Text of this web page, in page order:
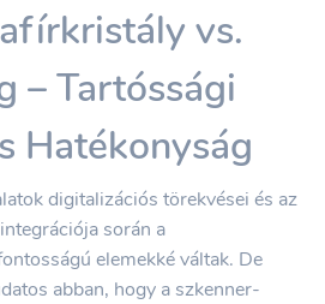
vs.
– Tartóssági
Hatékonyság
digitalizációs törekvései és az
során a
elemekké váltak. De
abban, hogy a szkenner-